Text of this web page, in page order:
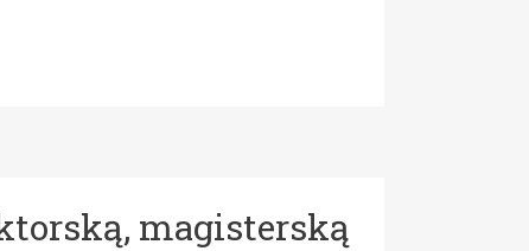
magisterską